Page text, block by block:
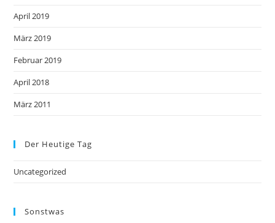
April 2019
März 2019
Februar 2019
April 2018
März 2011
Der Heutige Tag
Uncategorized
Sonstwas